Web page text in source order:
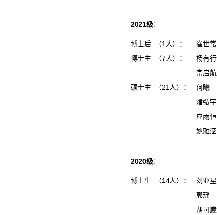
2021级：
博士后 （1人）：
崔世常
博士生 （7人）：
杨有行
宗启航
硕士生 （21人）：
何曦
潘弘
应雨
姚雅
2020级：
博士生 （14人）：
刘亚星
郭瑶
胡可崴